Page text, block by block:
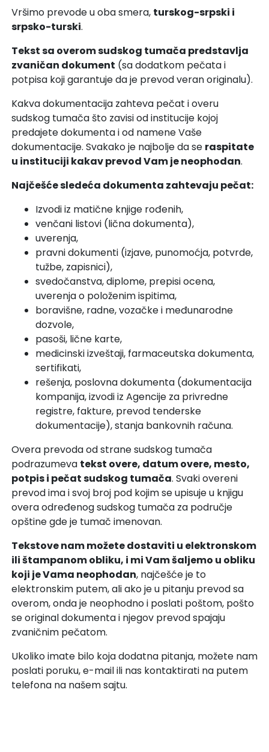
Vršimo prevode u oba smera, turskog-srpski i
srpsko-turski.
Tekst sa overom sudskog tumača predstavlja
zvaničan dokument (sa dodatkom pečata i
potpisa koji garantuje da je prevod veran originalu).
Kakva dokumentacija zahteva pečat i overu
sudskog tumača što zavisi od institucije kojoj
predajete dokumenta i od namene Vaše
dokumentacije. Svakako je najbolje da se raspitate
u instituciji kakav prevod Vam je neophodan.
Najčešće sledeća dokumenta zahtevaju pečat:
Izvodi iz matične knjige rođenih,
venčani listovi (lična dokumenta),
uverenja,
pravni dokumenti (izjave, punomoćja, potvrde,
tužbe, zapisnici),
svedočanstva, diplome, prepisi ocena,
uverenja o položenim ispitima,
boravišne, radne, vozačke i međunarodne
dozvole,
pasoši, lične karte,
medicinski izveštaji, farmaceutska dokumenta,
sertifikati,
rešenja, poslovna dokumenta (dokumentacija
kompanija, izvodi iz Agencije za privredne
registre, fakture, prevod tenderske
dokumentacije), stanja bankovnih računa.
Overa prevoda od strane sudskog tumača
podrazumeva tekst overe, datum overe, mesto,
potpis i pečat sudskog tumača. Svaki overeni
prevod ima i svoj broj pod kojim se upisuje u knjigu
overa određenog sudskog tumača za područje
opštine gde je tumač imenovan.
Tekstove nam možete dostaviti u elektronskom
ili štampanom obliku, i mi Vam šaljemo u obliku
koji je Vama neophodan, najčešće je to
elektronskim putem, ali ako je u pitanju prevod sa
overom, onda je neophodno i poslati poštom, pošto
se original dokumenta i njegov prevod spajaju
zvaničnim pečatom.
Ukoliko imate bilo koja dodatna pitanja, možete nam
poslati poruku, e-mail ili nas kontaktirati na putem
telefona na našem sajtu.